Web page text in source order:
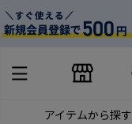
アイテムから探す